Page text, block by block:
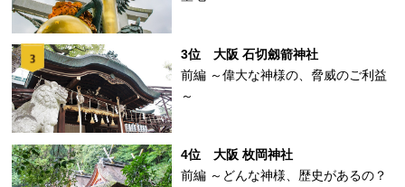
3位 大阪 石切劔箭神社
前編 ～偉大な神様の、脅威のご利益
～
4位 大阪 枚岡神社
前編 ～どんな神様、歴史があるの？